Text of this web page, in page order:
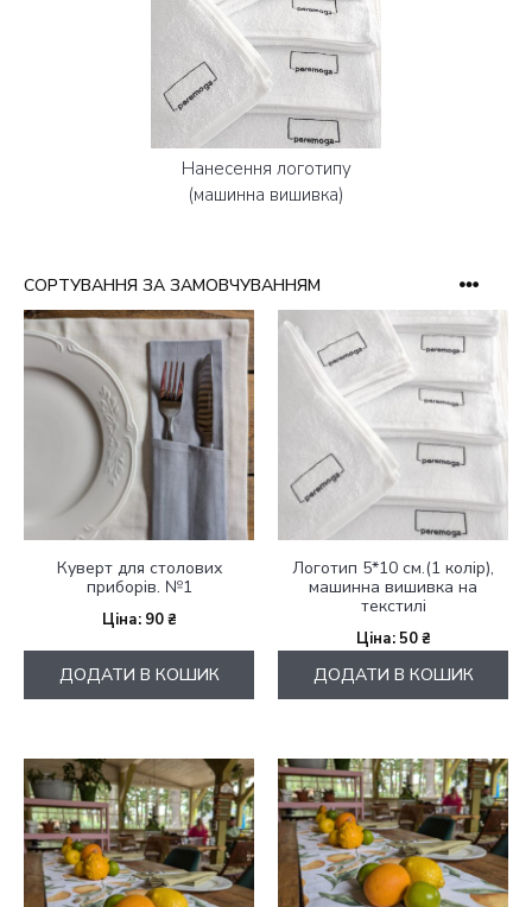
Нанесення логотипу
(машинна вишивка)
Куверт для столових
приборів. №1
90₴
ДОДАТИ В КОШИК
Логотип 5*10 см.(1 колір),
машинна вишивка на
текстилі
50₴
ДОДАТИ В КОШИК
Цей
товар
має
кілька
варіантів.
Параметри
Цей
товар
має
кілька
варіантів.
Параметри